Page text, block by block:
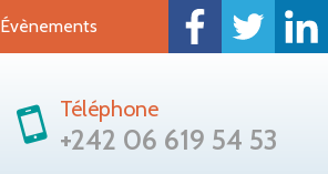
Évènements
Téléphone
+242 06 619 54 53